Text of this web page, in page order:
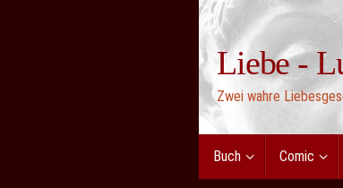
Liebe -
Zwei wahre
Inhalt
springen
Buch Comic